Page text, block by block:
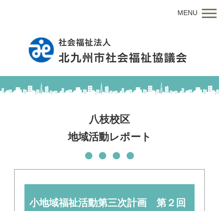
MENU
八枝校区
地域活動レポート
小地域福祉活動第三次計画 第２回